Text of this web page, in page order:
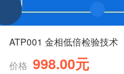
ATP001 金相低倍检验技术
价格 998.00元